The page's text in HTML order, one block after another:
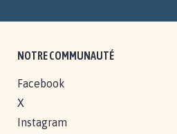
NOTRE COMMUNAUTÉ
Facebook
X
Instagram